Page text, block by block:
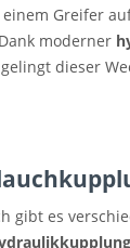
Greifer
moderner
gelingt dieser
gibt es